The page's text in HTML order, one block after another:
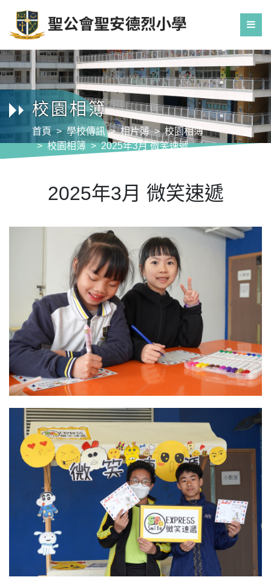
校園相簿
首頁 學校傳訊 相片簿
校園相簿
校園相簿
2025年3月 微笑速遞
2025年3月 微笑速遞